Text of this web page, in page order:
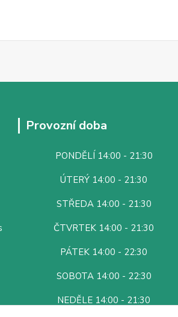
Provozní doba
PONDĚLÍ 14:00 - 21:30
ÚTERÝ 14:00 - 21:30
STŘEDA 14:00 - 21:30
ČTVRTEK 14:00 - 21:30
PÁTEK 14:00 - 22:30
SOBOTA 14:00 - 22:30
NEDĚLE 14:00 - 21:30